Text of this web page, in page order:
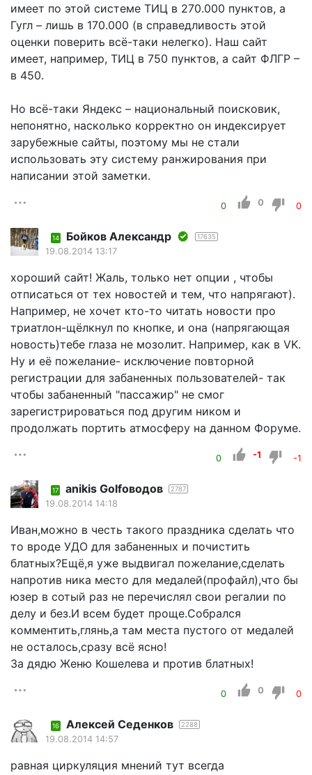
имеет по этой системе ТИЦ в 270.000 пунктов, а
Гугл – лишь в 170.000 (в справедливость этой
оценки поверить всё-таки нелегко). Наш сайт
имеет, например, ТИЦ в 750 пунктов, а сайт ФЛГР –
в 450.
Но всё-таки Яндекс – национальный поисковик,
непонятно, насколько корректно он индексирует
зарубежные сайты, поэтому мы не стали
использовать эту систему ранжирования при
написании этой заметки.
0 0 0
14 Бойков Александр 17635
19.08.2014 13:17
хороший сайт! Жаль, только нет опции , чтобы
отписаться от тех новостей и тем, что напрягают).
Например, не хочет кто-то читать новости про
триатлон-щёлкнул по кнопке, и она (напрягающая
новость)тебе глаза не мозолит. Например, как в VK.
Ну и её пожелание- исключение повторной
регистрации для забаненных пользователей- так
чтобы забаненный "пассажир" не смог
зарегистрироваться под другим ником и
продолжать портить атмосферу на данном Форуме.
0 -1 -1
17 anikis Golfоводов 2787
19.08.2014 14:18
Иван,можно в честь такого праздника сделать что
то вроде УДО для забаненных и почистить
блатных?Ещё,я уже выдвигал пожелание,сделать
напротив ника место для медалей(профайл),что бы
юзер в сотый раз не перечислял свои регалии по
делу и без.И всем будет проще.Собрался
комментить,глянь,а там места пустого от медалей
не осталось,сразу всё ясно!
За дядю Женю Кошелева и против блатных!
0 0 0
16 Алексей Седенков 2288
19.08.2014 14:57
равная циркуляция мнений тут всегда